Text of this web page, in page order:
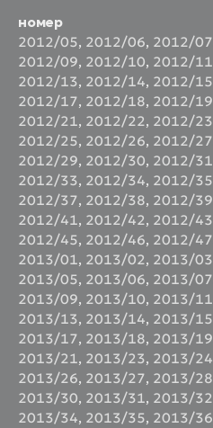
номер
2012/05, 2012/06, 2012/07
2012/09, 2012/10, 2012/11
2012/13, 2012/14, 2012/15
2012/17, 2012/18, 2012/19
2012/21, 2012/22, 2012/23
2012/25, 2012/26, 2012/27
2012/29, 2012/30, 2012/31
2012/33, 2012/34, 2012/35
2012/37, 2012/38, 2012/39
2012/41, 2012/42, 2012/43
2012/45, 2012/46, 2012/47
2013/01, 2013/02, 2013/03
2013/05, 2013/06, 2013/07
2013/09, 2013/10, 2013/11
2013/13, 2013/14, 2013/15
2013/17, 2013/18, 2013/19
2013/21, 2013/23, 2013/24
2013/26, 2013/27, 2013/28
2013/30, 2013/31, 2013/32
2013/34, 2013/35, 2013/36